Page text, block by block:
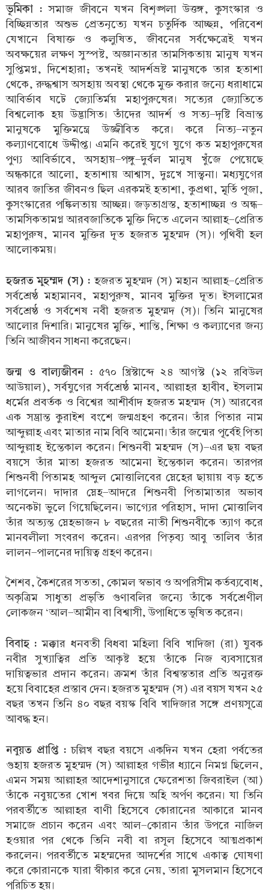
ভূমিকা : সমাজ জীবনে যখন বিশৃঙ্খলা উত্তঙ্গ, কুসংস্কার ও
বিচ্ছিন্নতার অশুভ প্রেতনৃত্যে যখন চতুর্দিক আচ্ছন্ন, পরিবেশ
যেখানে বিষাক্ত ও কলুষিত, জীবনের সর্বক্ষেত্রেই যখন
অবক্ষয়ের লক্ষণ সুস্পষ্ট, অজ্ঞানতার তামসিকতায় মানুষ যখন
সুপ্তিমগ্ন, দিশেহারা; তখনই আদর্শভ্রষ্ট মানুষকে তার হতাশা
থেকে, রুদ্ধশ্বাস অসহায় অবস্থা থেকে মুক্ত করার জন্যে ধরাধামে
আবির্ভাব ঘটে জ্যোতির্ময় মহাপুরুষের। সত্যের জ্যোতিতে
বিশ্বলোক হয় উদ্ভাসিত। তাঁদের আদর্শ ও সত্য-দৃষ্টি বিভ্রান্ত
মানুষকে মুক্তিমন্ত্রে উজ্জীবিত করে। করে নিত্য-নতুন
কল্যাণবোধে উদ্দীপ্ত। এমনি করেই যুগে যুগে কত মহাপুরুষের
পুণ্য আবির্ভাবে, অসহায়-পঙ্গু-দুর্বল মানুষ খুঁজে পেয়েছে
অন্ধকারে আলো, হতাশায় আশ্বাস, দুঃখে সান্ত্বনা। মধ্যযুগের
আরব জাতির জীবনও ছিল এরকমই হতাশা, কুপ্রথা, মূর্তি পূজা,
কুসংস্কারের পঙ্কিলতায় আচ্ছন্ন। জড়তাগ্রস্ত, হতাশাচ্ছন্ন ও অন্ধ-
তামসিকতামগ্ন আরবজাতিকে মুক্তি দিতে এলেন আল্লাহ-প্রেরিত
মহাপুরুষ, মানব মুক্তির দূত হজরত মুহম্মদ (স)। পৃথিবী হল
আলোকময়।
হজরত মুহম্মদ (স) : হজরত মুহম্মদ (স) মহান আল্লাহ-প্রেরিত
সর্বশ্রেষ্ঠ মহামানব, মহাপুরুষ, মানব মুক্তির দূত। ইসলামের
সর্বশ্রেষ্ঠ ও সর্বশেষ নবী হজরত মুহম্মদ (স)। তিনি মানুষের
আলোর দিশারি। মানুষের মুক্তি, শান্তি, শিক্ষা ও কল্যাণের জন্য
তিনি আজীবন সাধনা করেছেন।
জন্ম ও বাল্যজীবন : ৫৭০ খ্রিস্টাব্দে ২৪ আগস্ট (১২ রবিউল
আউয়াল), সর্বযুগের সর্বশ্রেষ্ঠ মানব, আল্লাহর হাবীব, ইসলাম
ধর্মের প্রবর্তক ও বিশ্বের আশীর্বাদ হজরত মহম্মদ (স) আরবের
এক সম্ভ্রান্ত কুরাইশ বংশে জন্মগ্রহণ করেন। তাঁর পিতার নাম
আব্দুল্লাহ এবং মাতার নাম বিবি আমেনা। তাঁর জন্মের পূর্বেই পিতা
আব্দুল্লাহ ইন্তেকাল করেন। শিশুনবী মহম্মদ (স)-এর ছয় বছর
বয়সে তাঁর মাতা হজরত আমেনা ইন্তেকাল করেন। তারপর
শিশুনবী পিতামহ আব্দুল মোত্তালিবের স্নেহের ছায়ায় বড় হতে
লাগলেন। দাদার স্নেহ-আদরে শিশুনবী পিতামাতার অভাব
অনেকটা ভুলে গিয়েছিলেন। ভাগ্যের পরিহাস, দাদা মোত্তালিব
তাঁর অত্যন্ত স্নেহভাজন ৮ বছরের নাতী শিশুনবীকে ত্যাগ করে
মানবলীলা সংবরণ করেন। এরপর পিতৃব্য আবু তালিব তাঁর
লালন-পালনের দায়িত্ব গ্রহণ করেন।
শৈশব, কৈশরের সততা, কোমল স্বভাব ও অপরিসীম কর্তব্যবোধ,
অকৃত্রিম সাধুতা প্রভৃতি গুণাবলির জন্যে তাঁকে সর্বশ্রেণীল
লোকজন ‘আল-আমীন বা বিশ্বাসী, উপাধিতে ভূষিত করেন।
বিবাহ : মক্কার ধনবতী বিধবা মহিলা বিবি খাদিজা (রা) যুবক
নবীর সুখ্যাত্বির প্রতি আকৃষ্ট হয়ে তাঁকে নিজ ব্যবসায়ের
দায়িত্বভার প্রদান করেন। ক্রমশ তাঁর বিশ্বস্ততার প্রতি অনুরক্ত
হয়ে বিবাহের প্রস্তাব দেন। হজরত মুহম্মদ (স) এর বয়স যখন ২৫
বছর তখন তিনি ৪০ বছর বয়স্ক বিবি খাদিজার সঙ্গে প্রণয়সূত্রে
আবদ্ধ হন।
নবুয়ত প্রাপ্তি : চল্লিখ বছর বয়সে একদিন যখন হেরা পর্বতের
গুহায় হজরত মুহম্মদ (স) আল্লাহর গভীর ধ্যানে নিমগ্ন ছিলেন,
এমন সময় আল্লাহর আদেশানুসারে ফেরেশতা জিবরাইল (আ)
তাঁকে নবুয়তের খোশ খবর দিয়ে অহি অর্পণ করেন। যা তিনি
পরবর্তীতে আল্লাহর বাণী হিসেবে কোরানের আকারে মানব
সমাজে প্রচান করেন এবং আল-কোরান তাঁর উপরে নাজিল
হওয়ার পর থেকে তিনি নবী বা রসূল হিসেবে আত্মপ্রকাশ
করলেন। পরবর্তীতে মহম্মদের আদর্শের সাথে একাত্ব ঘোষণা
করে কোরানকে যারা স্বীকার করে নেয়, তারা মুসলমান হিসেবে
পরিচিত হয়।